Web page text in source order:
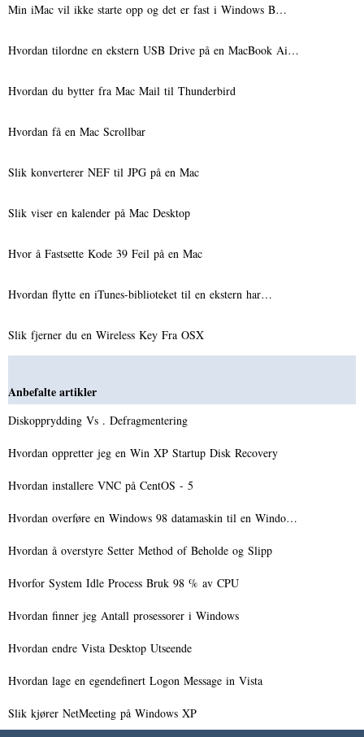
Min iMac vil ikke starte opp og det er fast i Windows B…
Hvordan tilordne en ekstern USB Drive på en MacBook Ai…
Hvordan du bytter fra Mac Mail til Thunderbird
Hvordan få en Mac Scrollbar
Slik konverterer NEF til JPG på en Mac
Slik viser en kalender på Mac Desktop
Hvor å Fastsette Kode 39 Feil på en Mac
Hvordan flytte en iTunes-biblioteket til en ekstern har…
Slik fjerner du en Wireless Key Fra OSX
Anbefalte artikler
Diskopprydding Vs . Defragmentering
Hvordan oppretter jeg en Win XP Startup Disk Recovery
Hvordan installere VNC på CentOS - 5
Hvordan overføre en Windows 98 datamaskin til en Windo…
Hvordan å overstyre Setter Method of Beholde og Slipp
Hvorfor System Idle Process Bruk 98 % av CPU
Hvordan finner jeg Antall prosessorer i Windows
Hvordan endre Vista Desktop Utseende
Hvordan lage en egendefinert Logon Message in Vista
Slik kjører NetMeeting på Windows XP